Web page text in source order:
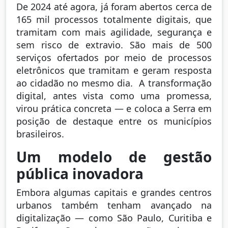
De 2024 até agora, já foram abertos cerca de
165 mil processos totalmente digitais, que
tramitam com mais agilidade, segurança e
sem risco de extravio. São mais de 500
serviços ofertados por meio de processos
eletrônicos que tramitam e geram resposta
ao cidadão no mesmo dia. A transformação
digital, antes vista como uma promessa,
virou prática concreta — e coloca a Serra em
posição de destaque entre os municípios
brasileiros.
Um modelo de gestão
pública inovadora
Embora algumas capitais e grandes centros
urbanos também tenham avançado na
digitalização — como São Paulo, Curitiba e